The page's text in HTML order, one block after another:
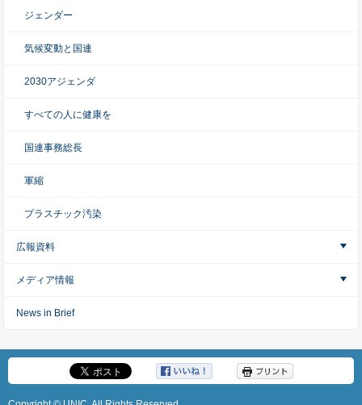
ジェンダー
気候変動と国連
2030アジェンダ
すべての人に健康を
国連事務総長
軍縮
プラスチック汚染
広報資料
メディア情報
News in Brief